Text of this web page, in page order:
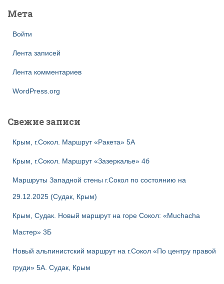
Мета
Войти
Лента записей
Лента комментариев
WordPress.org
Свежие записи
Крым, г.Сокол. Маршрут «Ракета» 5А
Крым, г.Сокол. Маршрут «Зазеркалье» 4б
Маршруты Западной стены г.Сокол по состоянию на
29.12.2025 (Судак, Крым)
Крым, Судак. Новый маршрут на горе Сокол: «Muchacha
Мастер» 3Б
Новый альпинистский маршрут на г.Сокол «По центру правой
груди» 5А. Судак, Крым